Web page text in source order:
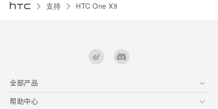
支持 HTC One X9‎
全部产品
区块链智能手机
帮助中心